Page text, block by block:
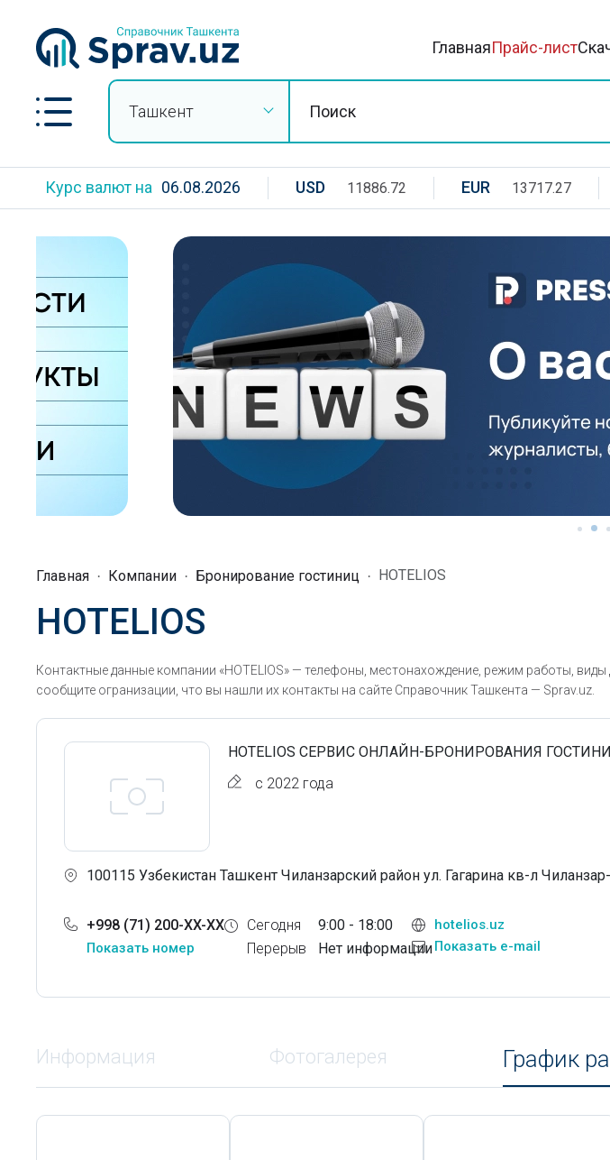
ГлавнаяПрайс-лист
Ташкент
Курс валют на 06.08.2026 USD 11886.72 EUR 13717.27
Главная Компании Бронирование гостиниц HOTELIOS
HOTELIOS
Контактные данные компании «HOTELIOS» — телефоны, местонахождение, режим работы,
сообщите огранизации, что вы нашли их контакты на сайте Справочник Ташкента — Sprav.uz.
HOTELIOS СЕРВИС ОНЛАЙН-БРОНИРОВАНИЯ
с 2022 года
100115 Узбекистан Ташкент Чиланзарский район ул. Гагарина кв-л
+998 (71) 200-XX-XX
Показать номер
Сегодня
Перерыв
9:00 - 18:00
Нет информации
hotelios.uz
Показать e-mail
Информация Фотогалерея График